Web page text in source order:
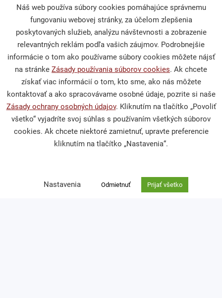
Sprievodca darcovstvom
Občianska spoločnosť
Publikácie a mediálne výstupy
Výskumy a analýzy
Podporte nás
Náš web používa súbory cookies pomáhajúce správnemu
fungovaniu webovej stránky, za účelom zlepšenia
poskytovaných služieb, analýzu návštevnosti a zobrazenie
relevantných reklám podľa vašich záujmov. Podrobnejšie
informácie o tom ako používame súbory cookies môžete nájsť
na stránke Zásady používania súborov cookies. Ak chcete
získať viac informácií o tom, kto sme, ako nás môžete
kontaktovať a ako spracovávame osobné údaje, pozrite si naše
Zásady ochrany osobných údajov. Kliknutím na tlačítko „Povoliť
všetko“ vyjadríte svoj súhlas s používaním všetkých súborov
cookies. Ak chcete niektoré zamietnuť, upravte preferencie
kliknutím na tlačítko „Nastavenia“.
Nastavenia Odmietnuť Prijať všetko